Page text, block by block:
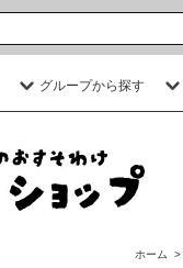
グループから探す
ホーム >